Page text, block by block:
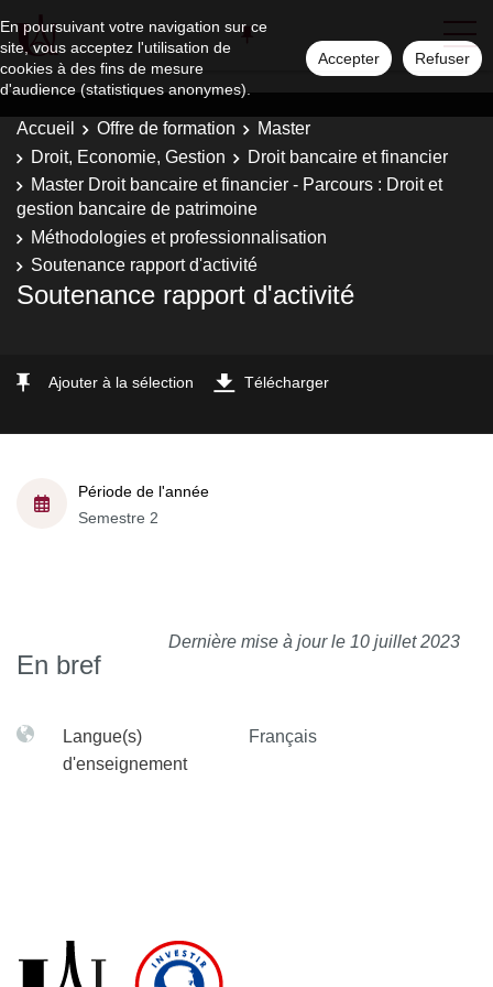
En poursuivant votre navigation sur ce
site, vous acceptez l'utilisation de
cookies à des fins de mesure
d'audience (statistiques anonymes).
Accepter Refuser
Accueil Offre de formation
Master
Droit, Economie, Gestion
Droit bancaire et financier
Master Droit bancaire et financier - Parcours : Droit et
gestion bancaire de patrimoine
Méthodologies et professionnalisation
Soutenance rapport d'activité
Soutenance rapport d'activité
Ajouter à la sélection Télécharger
Période de l'année
Semestre 2
Dernière mise à jour le 10 juillet 2023
En bref
Langue(s)
d'enseignement
Français